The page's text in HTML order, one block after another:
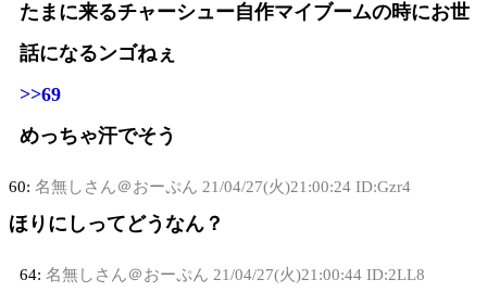
たまに来るチャーシュー自作マイブームの時にお世
話になるンゴねぇ
>>69
めっちゃ汗でそう
60: 名無しさん＠おーぷん 21/04/27(火)21:00:24 ID:Gzr4
ほりにしってどうなん？
64: 名無しさん＠おーぷん 21/04/27(火)21:00:44 ID:2LL8